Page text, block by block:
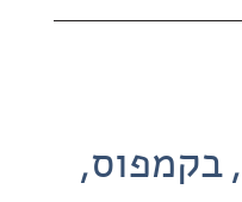
בקמפוס